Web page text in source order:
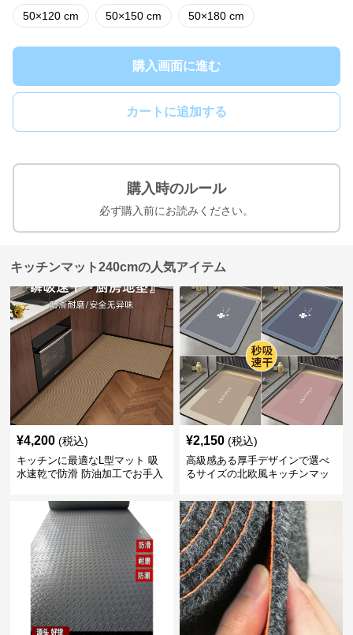
50×120 cm 50×150 cm 50×180 cm
購入画面に進む
カートに追加する
購入時のルール
必ず購入前にお読みください。
キッチンマット240cmの人気アイテム
¥4,200 (税込)
キッチンに最適なL型マット 吸
水速乾で防滑 防油加工でお手入
¥2,150 (税込)
高級感ある厚手デザインで選べ
るサイズの北欧風キッチンマッ